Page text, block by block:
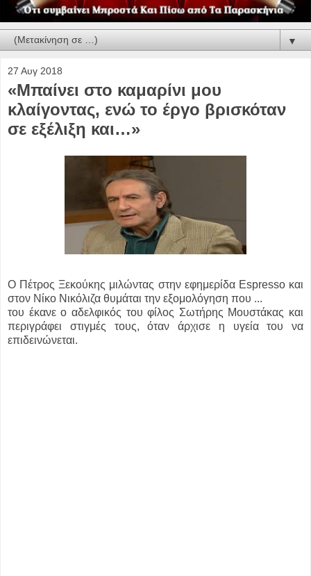
▼
27 Αυγ 2018
«Μπαίνει στο καμαρίνι μου
κλαίγοντας, ενώ το έργο βρισκόταν
σε εξέλιξη και…»
Ο Πέτρος Ξεκούκης μιλώντας στην εφημερίδα Espresso και
στον Νίκο Νικόλιζα θυμάται την εξομολόγηση που ...
του έκανε ο αδελφικός του φίλος Σωτήρης Μουστάκας και
περιγράφει στιγμές τους, όταν άρχισε η υγεία του να
επιδεινώνεται.